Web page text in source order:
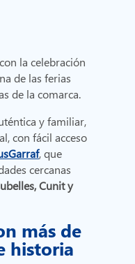
la celebración
de las ferias
de la comarca.
y familiar,
con fácil acceso
, que
cercanas
Cunit y
más de
historia